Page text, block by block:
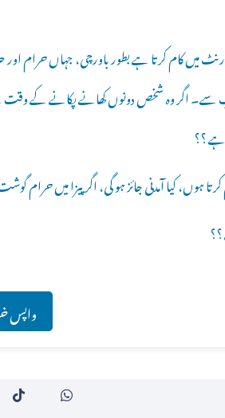
کام کرتا ہے بطور باورچی، جہاں حرام
سے۔ اگر وہ شخص دونوں کھانے پکانے کے
ہے ؟؟
کرتا ہوں، کیا آمدنی جائز ہو گی، اگر پیزا میں حرام
واپس